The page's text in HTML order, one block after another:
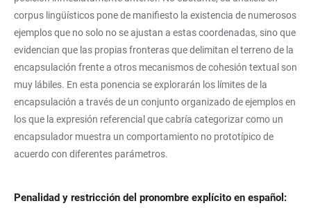
corpus lingüísticos pone de manifiesto la existencia de numerosos
ejemplos que no solo no se ajustan a estas coordenadas, sino que
evidencian que las propias fronteras que delimitan el terreno de la
encapsulación frente a otros mecanismos de cohesión textual son
muy lábiles. En esta ponencia se explorarán los límites de la
encapsulación a través de un conjunto organizado de ejemplos en
los que la expresión referencial que cabría categorizar como un
encapsulador muestra un comportamiento no prototípico de
acuerdo con diferentes parámetros.
Penalidad y restricción del pronombre explícito en español: